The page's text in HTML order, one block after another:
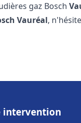
gaz Bosch
Vauréal,
intervention